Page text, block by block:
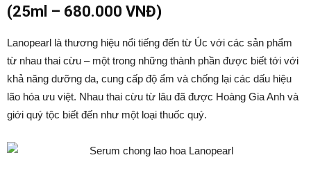
(25ml – 680.000 VNĐ)
Lanopearl là thương hiệu nổi tiếng đến từ Úc với các sản phẩm
từ nhau thai cừu – một trong những thành phần được biết tới với
khả năng dưỡng da, cung cấp độ ẩm và chống lại các dấu hiệu
lão hóa ưu việt. Nhau thai cừu từ lâu đã được Hoàng Gia Anh và
giới quý tộc biết đến như một loại thuốc quý.